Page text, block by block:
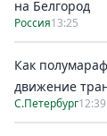
на Белгород
Россия13:25
Как
движение
С.Петербург12:39